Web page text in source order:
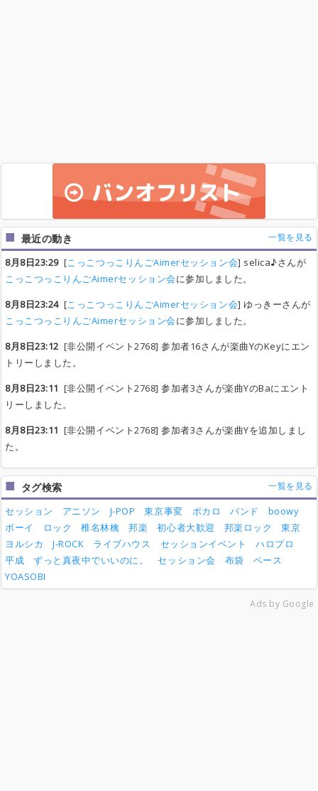
最近の動き 一覧を見る
8月8日23:29[こっこつっこりんごAimerセッション会] selica♪さんが
こっこつっこりんごAimerセッション会に参加しました。
8月8日23:24[こっこつっこりんごAimerセッション会] ゆっきーさんが
こっこつっこりんごAimerセッション会に参加しました。
8月8日23:12 [非公開イベント2768] 参加者16さんが楽曲YのKeyにエン
トリーしました。
8月8日23:11 [非公開イベント2768] 参加者3さんが楽曲YのBaにエント
リーしました。
8月8日23:11 [非公開イベント2768] 参加者3さんが楽曲Yを追加しまし
た。
タグ検索 一覧を見る
セッション アニソン J-POP 東京事変 ボカロ バンド
boowy
ボーイ
ロック 椎名林檎 邦楽 初心者大歓迎 邦楽ロック
東京
ヨルシカ
J-ROCK ライブハウス セッションイベント
ハロプロ
平成
ずっと真夜中でいいのに。 セッション会 布袋
ベース
YOASOBI
Ads by Google